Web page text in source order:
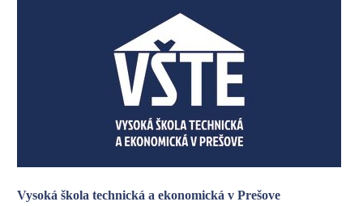
Vysoká škola technická a ekonomická v Prešove